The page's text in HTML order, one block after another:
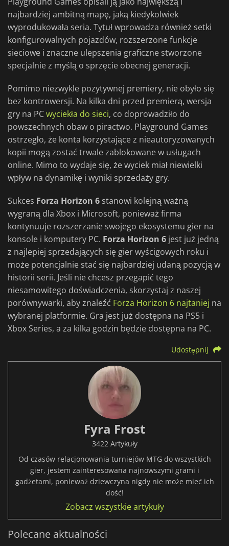
najbardziej ambitną mapę, jaką kiedykolwiek
wyprodukowała seria. Tytuł wprowadza również setki
konfigurowalnych pojazdów, rozszerzone funkcje
sieciowe i znaczne ulepszenia graficzne stworzone
specjalnie z myślą o sprzęcie obecnej generacji.
Pomimo niezwykle pozytywnej premiery, nie obyło się
bez kontrowersji. Na kilka dni przed premierą, wersja
gry na PCwyciekła do sieci, co doprowadziło do
powszechnych obaw o piractwo. Playground Games
ostrzegło, że konta korzystające z nieautoryzowanych
kopii mogą zostać trwale zablokowane w usługach
online. Mimo to wydaje się, że wyciek miał niewielki
wpływ na dynamikę i wyniki sprzedaży gry.
Sukces Forza Horizon 6 stanowi kolejną ważną
wygraną dla Xbox i Microsoft, ponieważ firma
kontynuuje rozszerzanie swojego ekosystemu gier na
konsole i komputery PC. Forza Horizon 6 jest już jedną
z najlepiej sprzedających się gier wyścigowych roku i
może potencjalnie stać się najbardziej udaną pozycją w
historii serii. Jeśli nie chcesz przegapić tego
niesamowitego doświadczenia, skorzystaj z naszej
porównywarki, aby znaleźć Forza Horizon 6 najtaniej na
wybranej platformie. Gra jest już dostępna na PS5 i
Xbox Series, a za kilka godzin będzie dostępna na PC.
Udostępnij
Fyra Frost
3422 Artykuły
Od czasów relacjonowania turniejów MTG do wszystkich
gier, jestem zainteresowana najnowszymi grami i
gadżetami, ponieważ dziewczyna nigdy nie może mieć ich
dość!
Zobacz wszystkie artykuły
Polecane aktualności